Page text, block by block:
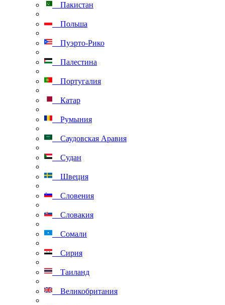
Пакистан
Польша
Пуэрто-Рико
Палестина
Португалия
Катар
Румыния
Саудовская Аравия
Судан
Швеция
Словения
Словакия
Сомали
Сирия
Таиланд
Великобритания